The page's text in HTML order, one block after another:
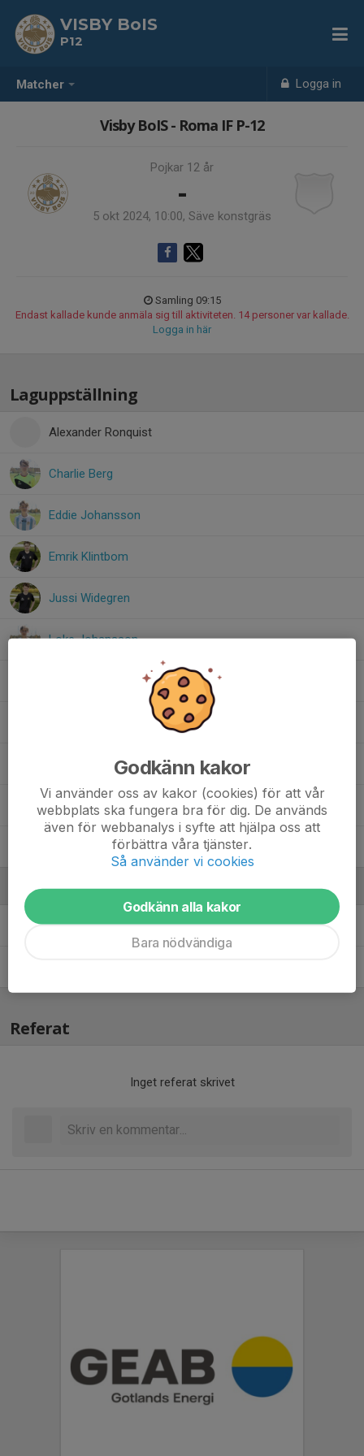
Matcher Logga in
VISBY BoIS
P12
Visby BoIS - Roma IF P-12
Pojkar 12 år
-
5 okt 2024, 10:00, Säve konstgräs
Samling 09:15
Endast kallade kunde anmäla sig till aktiviteten. 14 personer var kallade.
Logga in här
Laguppställning
Alexander Ronquist
Charlie Berg
Eddie Johansson
Emrik Klintbom
Jussi Widegren
Loke Johansson
Sixten Swahn
Teo Malmborg
William Jacobsson
Ledare
Patrik WidegrenHuvudtränare
Referat
Inget referat skrivet
Godkänn kakor
Vi använder oss av kakor (cookies) för att vår
webbplats ska fungera bra för dig. De används
även för webbanalys i syfte att hjälpa oss att
förbättra våra tjänster.
Så använder vi cookies
Godkänn alla kakor
Bara nödvändiga